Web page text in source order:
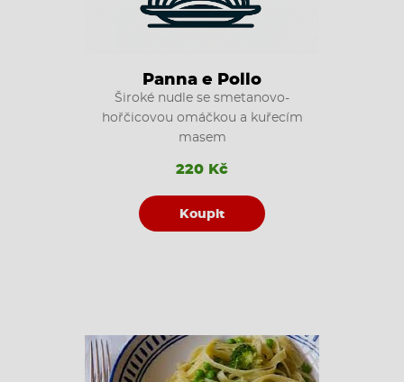
Panna e Pollo
Široké nudle se smetanovo-
hořčicovou omáčkou a kuřecím
masem
220 Kč
Koupit